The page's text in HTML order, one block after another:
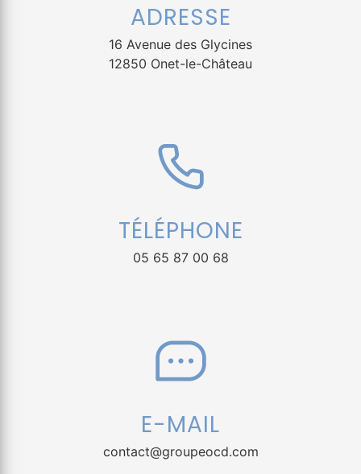
ADRESSE
16 Avenue des Glycines
12850 Onet-le-Château
TÉLÉPHONE
05 65 87 00 68
E-MAIL
contact@groupeocd.com